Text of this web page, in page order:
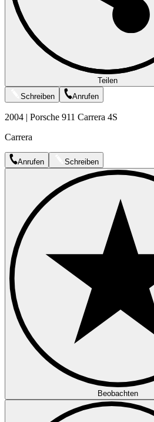
Teilen
Schreiben
Anrufen
2004 | Porsche 911 Carrera 4S
Carrera
Anrufen Schreiben
Beobachten